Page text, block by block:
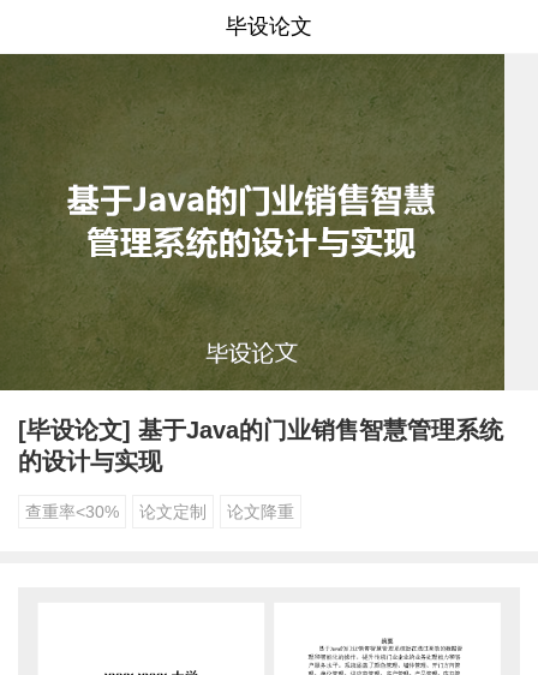
毕设论文
[毕设论文] 基于Java的门业销售智慧管理系统
的设计与实现
查重率<30% 论文定制 论文降重